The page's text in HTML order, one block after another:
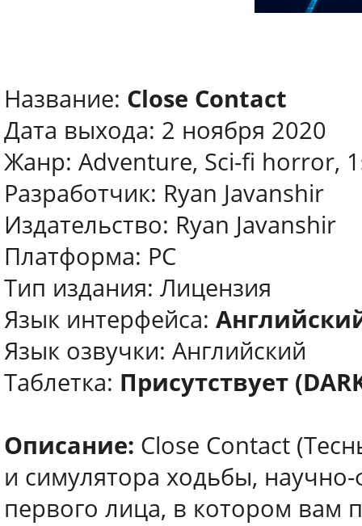
Название: Close Contact
Дата выхода: 2 ноября 2020
Жанр: Adventure, Sci-fi horror,
Разработчик: Ryan Javanshir
Издательство: Ryan Javanshir
Платформа: PC
Тип издания: Лицензия
Язык интерфейса:
Язык озвучки: Английский
Таблетка: Присутствует
Описание: Close Contact
и симулятора ходьбы,
первого лица, в котором вам